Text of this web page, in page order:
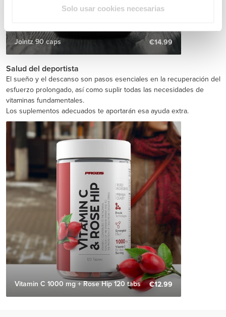
Solo usar cookies necesarias
Jointz 90 caps €14.99
Salud del deportista
El sueño y el descanso son pasos esenciales en la recuperación del
esfuerzo prolongado, así como suplir todas las necesidades de
vitaminas fundamentales.
Los suplementos adecuados te aportarán esa ayuda extra.
Vitamin C 1000 mg + Rose Hip 120 tabs €12.99